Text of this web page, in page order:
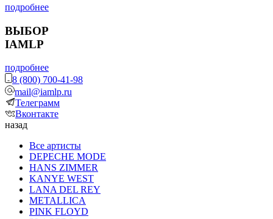
подробнее
ВЫБОР
IAMLP
подробнее
8 (800) 700-41-98
mail@iamlp.ru
Телеграмм
Вконтакте
назад
Все артисты
DEPECHE MODE
HANS ZIMMER
KANYE WEST
LANA DEL REY
METALLICA
PINK FLOYD